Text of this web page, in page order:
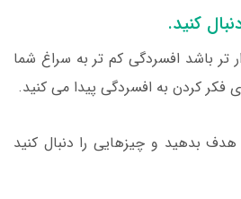
کنید.
تر باشد افسردگی کم تر به سراغ شما
فکر کردن به افسردگی پیدا می کنید.
بدهید و چیزهایی را دنبال کنید